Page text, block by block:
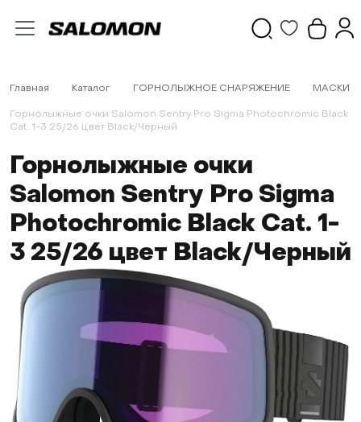
Главная Каталог ГОРНОЛЫЖНОЕ СНАРЯЖЕНИЕ МАСКИ
Горнолыжные очки Salomon Sentry Pro Sigma Photochromic Black
Cat. 1-3 25/26 цвет Black/Черный
Горнолыжные очки
Salomon Sentry Pro Sigma
Photochromic Black Cat. 1-
3 25/26 цвет Black/Черный